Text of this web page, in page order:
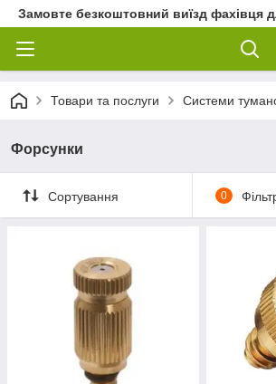
Замовте безкоштовний виїзд фахівця
Товари та послуги Системи
Форсунки
Сортування 0